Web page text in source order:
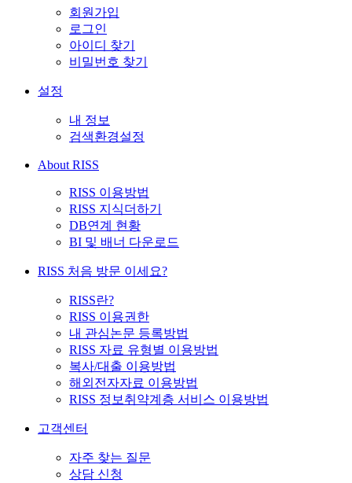
회원가입
로그인
아이디 찾기
비밀번호 찾기
설정
내 정보
검색환경설정
About RISS
RISS 이용방법
RISS 지식더하기
DB연계 현황
BI 및 배너 다운로드
RISS 처음 방문 이세요?
RISS란?
RISS 이용권한
내 관심논문 등록방법
RISS 자료 유형별 이용방법
복사/대출 이용방법
해외전자자료 이용방법
RISS 정보취약계층 서비스 이용방법
고객센터
자주 찾는 질문
상담 신청